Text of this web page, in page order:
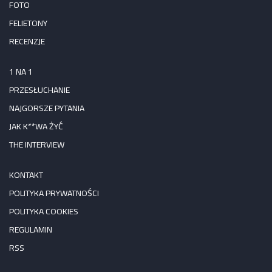
FOTO
FELIETONY
RECENZJE
1 NA 1
PRZESŁUCHANIE
NAJGORSZE PYTANIA
JAK K**WA ŻYĆ
THE INTERVIEW
KONTAKT
POLITYKA PRYWATNOŚCI
POLITYKA COOKIES
REGULAMIN
RSS